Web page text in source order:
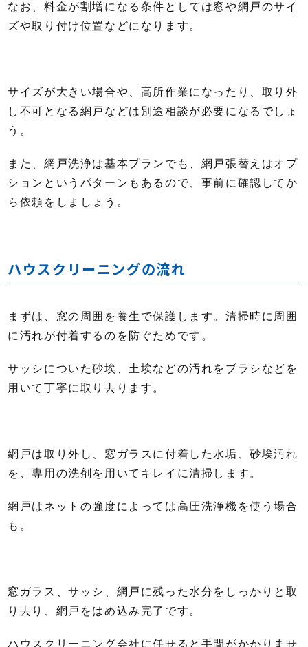
なお、料金が割増になる条件としては窓や網戸のサイ
ズや取り付け位置などになります。
サイズが大きい場合や、高所作業になったり、取り外
し不可となる網戸などは別途相談が必要になるでしょ
う。
また、網戸洗浄は基本プランでも、網戸張替えはオプ
ションというパターンもあるので、事前に確認してか
ら依頼をしましょう。
ハウスクリーニングの流れ
まずは、窓の周囲を養生で保護します。清掃時に周囲
に汚れが付着するのを防ぐためです。
サッシについた砂埃、土埃などの汚れをブラシなどを
用いて丁寧に取り去ります。
網戸は取り外し、窓ガラスに付着した水垢、砂埃汚れ
を、専用の洗剤を用いてキレイに清掃します。
網戸はネットの強度によっては高圧洗浄機を使う場合
も。
窓ガラス、サッシ、網戸に残った水分をしっかりと取
り去り、網戸をはめ込み完了です。
ハウスクリーニング会社に任せると手間がかかりませ